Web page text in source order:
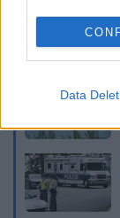
Data
για
Διαβάστε